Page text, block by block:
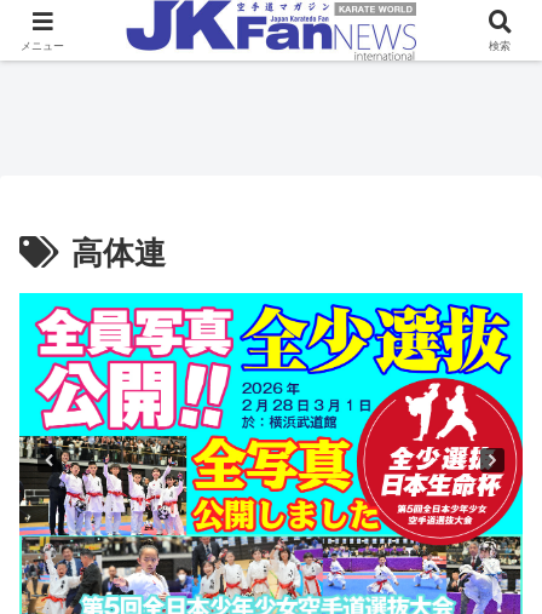
高体連
メニュー 検索